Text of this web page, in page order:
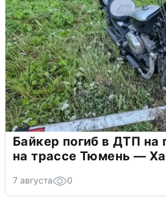
Байкер погиб в ДТП на
на трассе Тюмень —
7 августа 0